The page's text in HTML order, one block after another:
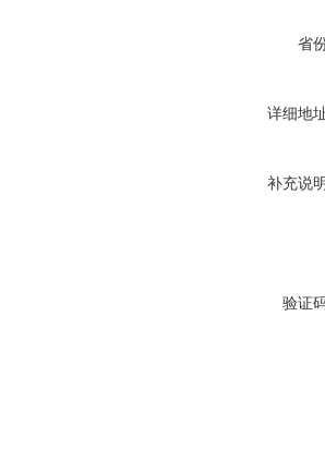
省
详细地
补充说
验证